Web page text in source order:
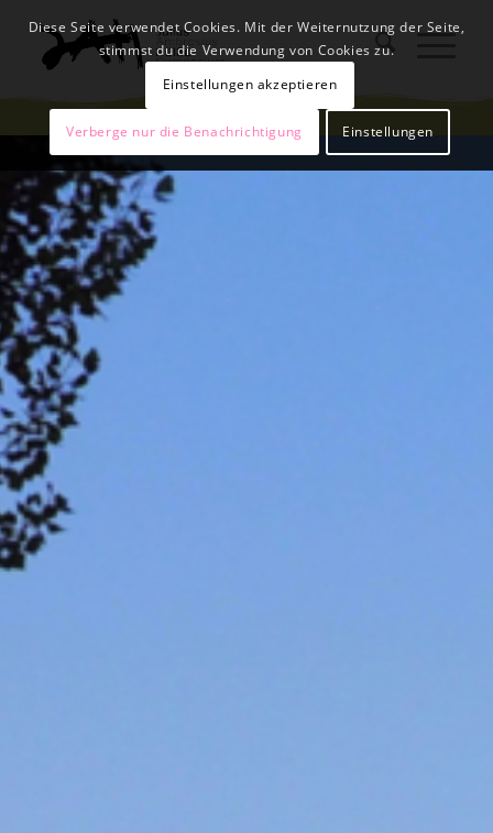
Diese Seite verwendet Cookies. Mit der Weiternutzung der Seite,
stimmst du die Verwendung von Cookies zu.
Einstellungen akzeptieren
Verberge nur die Benachrichtigung Einstellungen